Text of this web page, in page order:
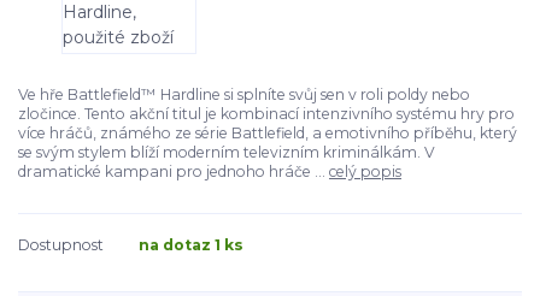
Ve hře Battlefield™ Hardline si splníte svůj sen v roli poldy nebo
zločince. Tento akční titul je kombinací intenzivního systému hry pro
více hráčů, známého ze série Battlefield, a emotivního příběhu, který
se svým stylem blíží moderním televizním kriminálkám. V
dramatické kampani pro jednoho hráče ... celý popis
Dostupnost na dotaz 1 ks